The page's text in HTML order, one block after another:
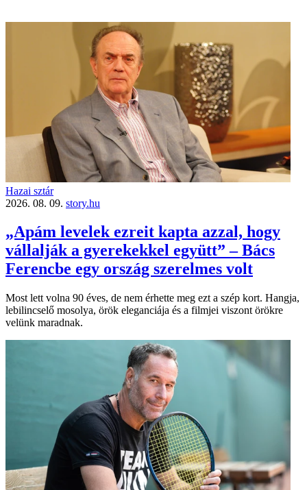
Hazai sztár
2026. 08. 09. story.hu
„Apám levelek ezreit kapta azzal, hogy
vállalják a gyerekekkel együtt” – Bács
Ferencbe egy ország szerelmes volt
Most lett volna 90 éves, de nem érhette meg ezt a szép kort. Hangja,
lebilincselő mosolya, örök eleganciája és a filmjei viszont örökre
velünk maradnak.